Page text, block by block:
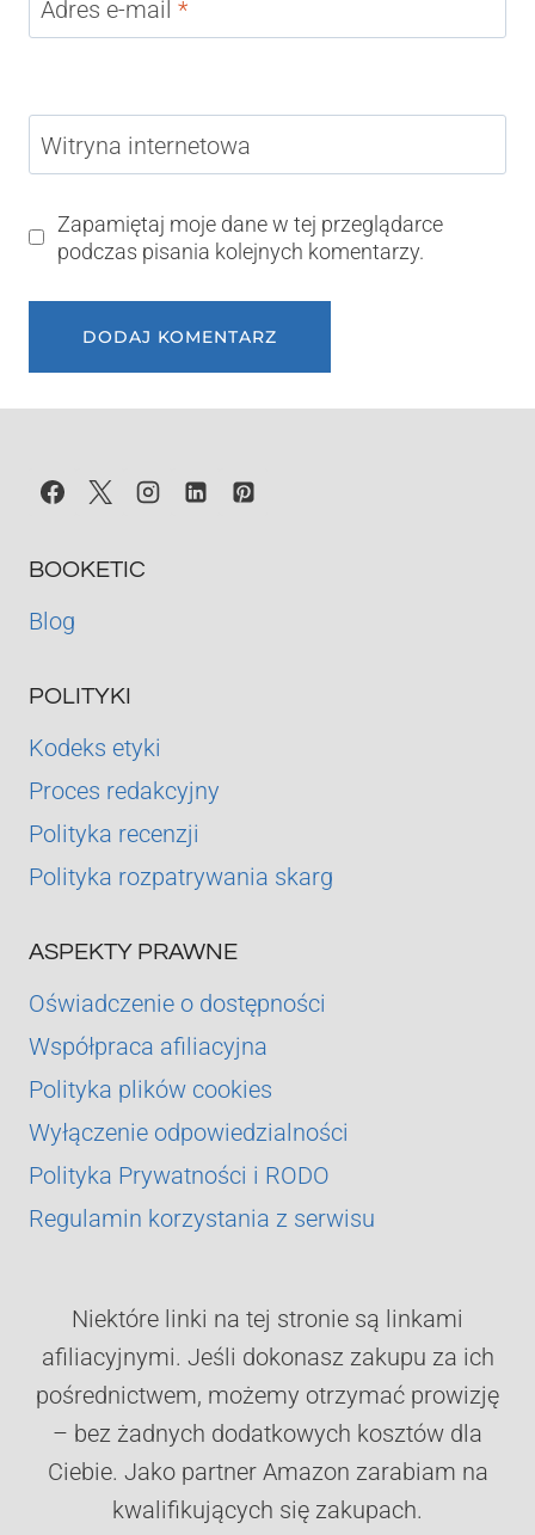
Adres e-mail *
Witryna internetowa
Zapamiętaj moje dane w tej przeglądarce
podczas pisania kolejnych komentarzy.
BOOKETIC
Blog
POLITYKI
Kodeks etyki
Proces redakcyjny
Polityka recenzji
Polityka rozpatrywania skarg
ASPEKTY PRAWNE
Oświadczenie o dostępności
Współpraca afiliacyjna
Polityka plików cookies
Wyłączenie odpowiedzialności
Polityka Prywatności i RODO
Regulamin korzystania z serwisu
Niektóre linki na tej stronie są linkami
afiliacyjnymi. Jeśli dokonasz zakupu za ich
pośrednictwem, możemy otrzymać prowizję
– bez żadnych dodatkowych kosztów dla
Ciebie. Jako partner Amazon zarabiam na
kwalifikujących się zakupach.